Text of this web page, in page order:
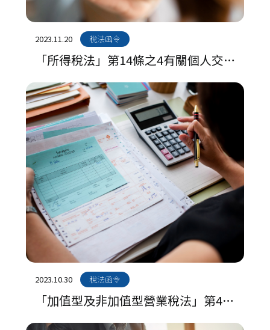
2023.11.20 稅法函令
「所得稅法」第14條之4有關個人交
易因連續繼承或受遺贈取得之房屋、
土地，其持有期間計算規定
2023.10.30 稅法函令
「加值型及非加值型營業稅法」第48
條第1項有關營業人開立統一發票金額